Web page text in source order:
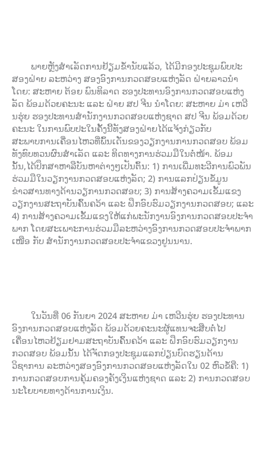
ພາຍຫຼັງສໍາເລັດການຢ້ຽມຂ້ຳນັບແລ້ວ, ໄດ້ມີກອງປະຊຸມພົບປະ
ສອງຝ່າຍ ລະຫວ່າງ ສອງອົງການກວດສອບແຫ່ງລັດ ຝ່າຍລາວນຳ
ໂດຍ: ສະຫາຍ ຕ້ອຍ ພົນທິລາດ ຮອງປະທານອົງການກວດສອບແຫ່ງ
ລັດ ພ້ອມດ້ວຍຄະນະ ແລະ ຝ່າຍ ສປ ຈີນ ນຳໂດຍ: ສະຫາຍ ມ່າ ເຫວີ
ນຮຸ່ຍ ຮອງປະທານສຳນັກງານກວດສອບແຫ່ງຊາດ ສປ ຈີນ ພ້ອມດ້ວຍ
ຄະນະ ໃນການພົບປະໃນຄັ້ງນີ້ທັງສອງຝ່າຍໄດ້ແຈ້ງກ່ຽວກັບ
ສະພາບການເຄື່ອນໄຫວທີ່ພົ້ນເດັ່ນຂອງວຽກງານການກວດສອບ ພ້ອມ
ທັງທົບທວນຜົນສໍາເລັດ ແລະ ທິດທາງການຮ່ວມມືໃນຕໍ່ໜ້າ. ພ້ອມ
ນັ້ນ,ໄດ້ປຶກສາຫາລືບັນຫາຕ່າງໆເປັນຕົ້ນ: 1) ການເພີ່ມທະວີການພົວພັນ
ຮ່ວມມືໃນວຽກງານກວດສອບແຫ່ງລັດ; 2) ການແລກປ່ຽນຂໍ້ມູນ
ຂ່າວສານທາງດ້ານວຽການກວດສອບ; 3) ການສ້າງຄວາມເຂັ້ມແຂງ
ວຽກງານສະຖາບັນຄົ້ນຄວ້າ ແລະ ຝຶກອົບຮົມວຽກງານກວດສອບ; ແລະ
4) ການສ້າງຄວາມເຂັ້ມແຂງໃຫ້ແກ່ພະນັກງານອົງການກວດສອບປະຈຳ
ພາກ ໂດຍສະເພາະການຮ່ວມມືລະຫວ່າງອົງການກວດສອບປະຈຳພາກ
ເໜືອ ກັບ ສຳນັກງານກວດສອບປະຈຳແຂວງຢູນນານ.
ໃນວັນທີ່ 06 ກັນຍາ 2024 ສະຫາຍ ມ່າ ເຫວີນຮຸ່ຍ ຮອງປະທານ
ອົງການກວດສອບແຫ່ງລັດ ພ້ອມດ້ວຍຄະນະຜູ້ແທນຈະສືບຕໍ່ໄປ
ເຄື່ອນໄຫວຢ້ຽມຢາມສະຖາບັນຄົ້ນຄວ້າ ແລະ ຝຶກອົບຮົມວຽກງານ
ກວດສອບ ພ້ອມນັ້ນ ໄດ້ຈັດກອງປະຊຸມແລກປ່ຽນບົດຮຽນດ້ານ
ວິຊາການ ລະຫວ່າງສອງອົງການກວດສອບແຫ່ງລັດໃນ 02 ຫົວຂໍ້ຄື: 1)
ການກວດສອບການຄຸ້ມຄອງຄັງເງິນແຫ່ງຊາດ ແລະ 2) ການກວດສອບ
ນະໂຍບາຍທາງດ້ານການເງິນ.